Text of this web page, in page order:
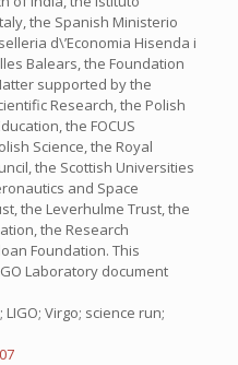
the Spanish Ministerio
d\’Economia Hisenda i
Balears, the Foundation
supported by the
Research, the Polish
the FOCUS
Science, the Royal
the Scottish Universities
and Space
the Leverhulme Trust, the
the Research
Foundation. This
Laboratory document
Virgo; science run;